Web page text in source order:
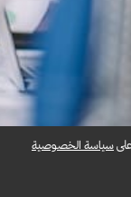
سياسة الخصوصية